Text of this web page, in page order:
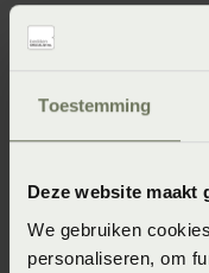
Toestemming
Deze website maakt
We gebruiken
personaliseren, om
Materialen
hoogwaardige
synthetische
kussens een sterk